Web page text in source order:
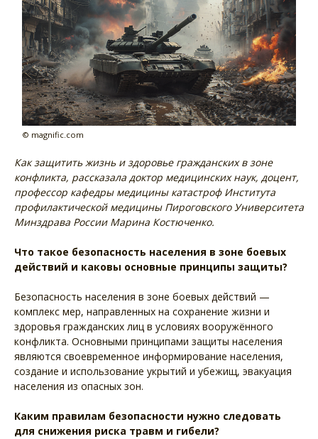
© magnific.com
Как защитить жизнь и здоровье гражданских в зоне
конфликта, рассказала доктор медицинских наук, доцент,
профессор кафедры медицины катастроф Института
профилактической медицины Пироговского Университета
Минздрава России Марина Костюченко.
Что такое безопасность населения в зоне боевых
действий и каковы основные принципы защиты?
Безопасность населения в зоне боевых действий —
комплекс мер, направленных на сохранение жизни и
здоровья гражданских лиц в условиях вооружённого
конфликта. Основными принципами защиты населения
являются своевременное информирование населения,
создание и использование укрытий и убежищ, эвакуация
населения из опасных зон.
Каким правилам безопасности нужно следовать
для снижения риска травм и гибели?